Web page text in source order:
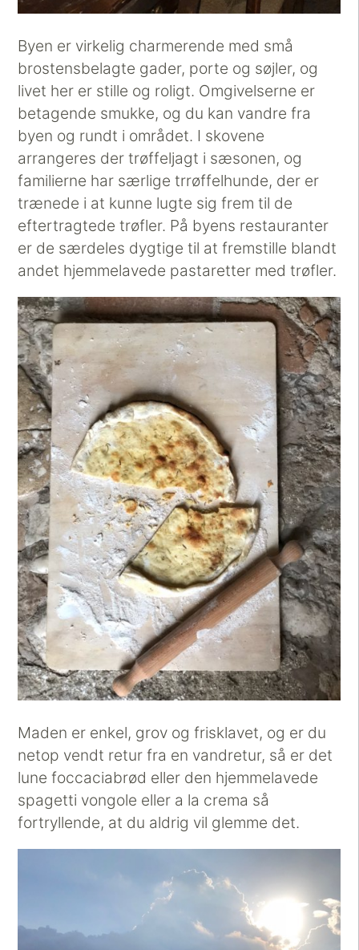
Byen er virkelig charmerende med små
brostensbelagte gader, porte og søjler, og
livet her er stille og roligt. Omgivelserne er
betagende smukke, og du kan vandre fra
byen og rundt i området. I skovene
arrangeres der trøffeljagt i sæsonen, og
familierne har særlige trrøffelhunde, der er
trænede i at kunne lugte sig frem til de
eftertragtede trøfler. På byens restauranter
er de særdeles dygtige til at fremstille blandt
andet hjemmelavede pastaretter med trøfler.
Maden er enkel, grov og frisklavet, og er du
netop vendt retur fra en vandretur, så er det
lune foccaciabrød eller den hjemmelavede
spagetti vongole eller a la crema så
fortryllende, at du aldrig vil glemme det.